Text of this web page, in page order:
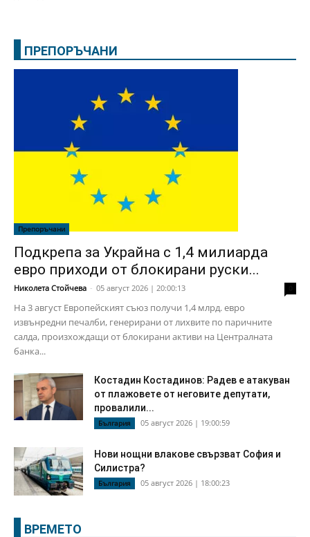
ПРЕПОРЪЧАНИ
Препоръчани
Подкрепа за Украйна с 1,4 милиарда
евро приходи от блокирани руски...
Николета Стойчева - 05 август 2026 | 20:00:13
На 3 август Европейският съюз получи 1,4 млрд. евро
извънредни печалби, генерирани от лихвите по паричните
салда, произхождащи от блокирани активи на Централната
банка...
Костадин Костадинов: Радев е атакуван
от плажoвете от неговите депутати,
провалили...
България 05 август 2026 | 19:00:59
Нови нощни влакове свързват София и
Силистра?
България 05 август 2026 | 18:00:23
ВРЕМЕТО